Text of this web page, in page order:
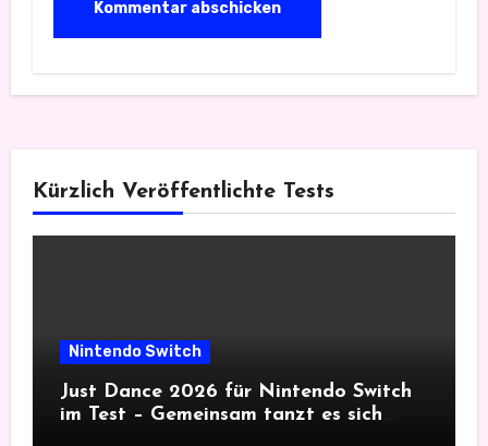
Kürzlich Veröffentlichte Tests
Nintendo Switch
Just Dance 2026 für Nintendo Switch
im Test – Gemeinsam tanzt es sich